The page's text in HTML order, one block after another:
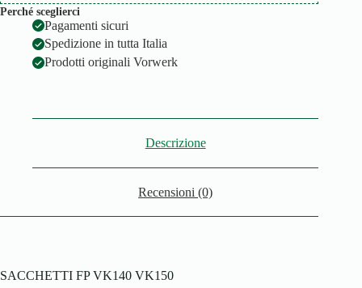
Perché sceglierci
Pagamenti sicuri
Spedizione in tutta Italia
Prodotti originali Vorwerk
Descrizione
Recensioni (0)
SACCHETTI FP VK140 VK150